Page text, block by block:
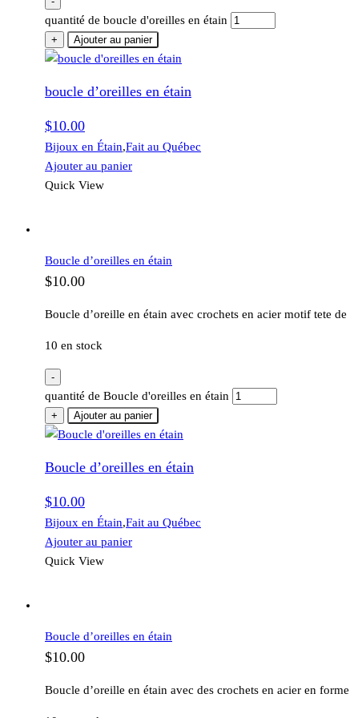
quantité de boucle d'oreilles en étain
+ Ajouter au panier
boucle d’oreilles en étain
$10.00
Bijoux en Étain,Fait au Québec
Ajouter au panier
Quick View
Boucle d’oreilles en étain
$10.00
Boucle d’oreille en étain avec crochets en acier motif tete
10 en stock
-
quantité de Boucle d'oreilles en étain
+ Ajouter au panier
Boucle d’oreilles en étain
$10.00
Bijoux en Étain,Fait au Québec
Ajouter au panier
Quick View
Boucle d’oreilles en étain
$10.00
Boucle d’oreille en étain avec des crochets en acier en